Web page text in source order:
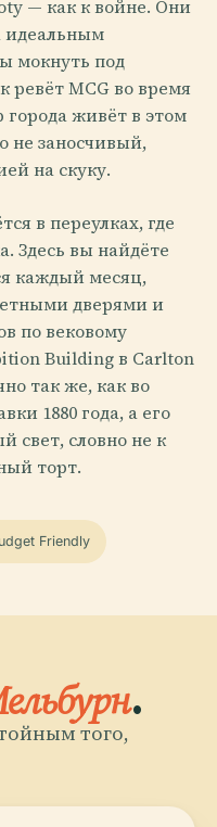
— как к войне. Они
идеальным
мокнуть под
ревёт MCG во время
живёт в этом
не заносчивый,
на скуку.
в переулках, где
Здесь вы найдёте
каждый месяц,
дверями и
по вековому
Building в Carlton
так же, как во
1880 года, а его
свет, словно не к
торт.
Friendly
.
того,